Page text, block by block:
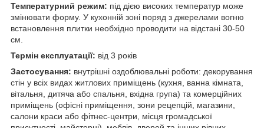
Температурний режим: під дією високих температур може
змінювати форму. У кухонній зоні поряд з джерелами вогню
встановлення плитки необхідно проводити на відстані 30-50
см.
Термін експлуатації: від 3 років
Застосування: внутрішні оздоблювальні роботи: декорування
стін у всіх видах житлових приміщень (кухня, ванна кімната,
вітальня, дитяча або спальня, вхідна група) та комерційних
приміщень (офісні приміщення, зони рецепцій, магазини,
салони краси або фітнес-центри, місця громадської